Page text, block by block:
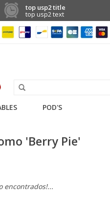
top usp2 title
top usp2 text
POD'S
'Berry Pie'
encontrados!...